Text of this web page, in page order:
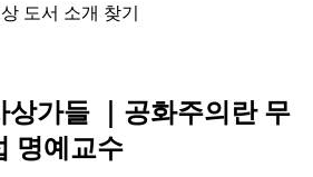
도서 소개 찾기
상가들 ｜공화주의란 무
명예교수